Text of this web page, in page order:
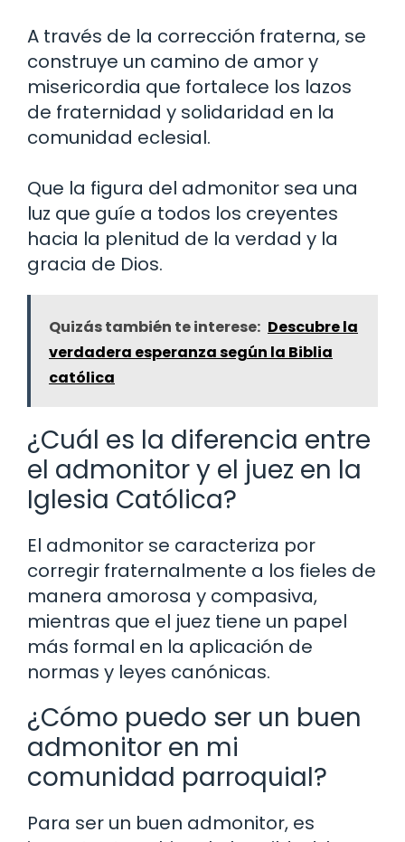
A través de la corrección fraterna, se
construye un camino de amor y
misericordia que fortalece los lazos
de fraternidad y solidaridad en la
comunidad eclesial.
Que la figura del admonitor sea una
luz que guíe a todos los creyentes
hacia la plenitud de la verdad y la
gracia de Dios.
Quizás también te interese: Descubre la
verdadera esperanza según la Biblia
católica
¿Cuál es la diferencia entre
el admonitor y el juez en la
Iglesia Católica?
El admonitor se caracteriza por
corregir fraternalmente a los fieles de
manera amorosa y compasiva,
mientras que el juez tiene un papel
más formal en la aplicación de
normas y leyes canónicas.
¿Cómo puedo ser un buen
admonitor en mi
comunidad parroquial?
Para ser un buen admonitor, es